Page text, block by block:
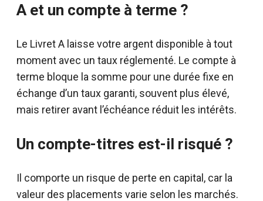
A et un compte à terme ?
Le Livret A laisse votre argent disponible à tout
moment avec un taux réglementé. Le compte à
terme bloque la somme pour une durée fixe en
échange d’un taux garanti, souvent plus élevé,
mais retirer avant l’échéance réduit les intérêts.
Un compte-titres est-il risqué ?
Il comporte un risque de perte en capital, car la
valeur des placements varie selon les marchés.